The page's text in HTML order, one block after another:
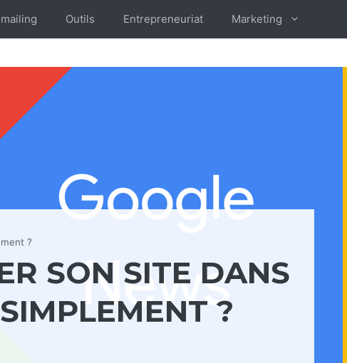
Outils Entrepreneuriat Marketing
?
SON SITE DANS
?